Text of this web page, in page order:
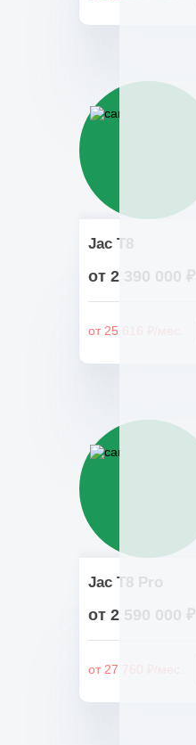
Jac T8
от 2 390 000 ₽
от 25 616 ₽/мес.
Jac T8 Pro
от 2 590 000 ₽
от 27 760 ₽/мес.